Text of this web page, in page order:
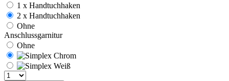
1 x Handtuchhaken
2 x Handtuchhaken
Ohne
Anschlussgarnitur
Ohne